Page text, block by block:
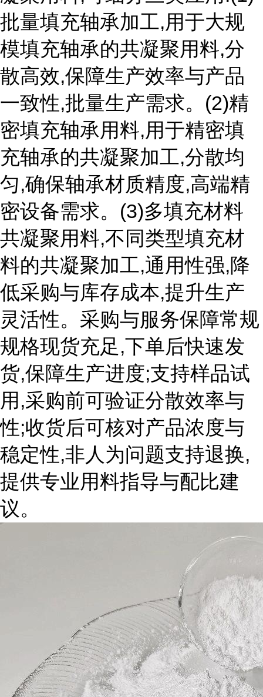
批量填充轴承加工,用于大规
模填充轴承的共凝聚用料,分
散高效,保障生产效率与产品
一致性,批量生产需求。(2)精
密填充轴承用料,用于精密填
充轴承的共凝聚加工,分散均
匀,确保轴承材质精度,高端精
密设备需求。(3)多填充材料
共凝聚用料,不同类型填充材
料的共凝聚加工,通用性强,降
低采购与库存成本,提升生产
灵活性。采购与服务保障常规
规格现货充足,下单后快速发
货,保障生产进度;支持样品试
用,采购前可验证分散效率与
性;收货后可核对产品浓度与
稳定性,非人为问题支持退换,
提供专业用料指导与配比建
议。